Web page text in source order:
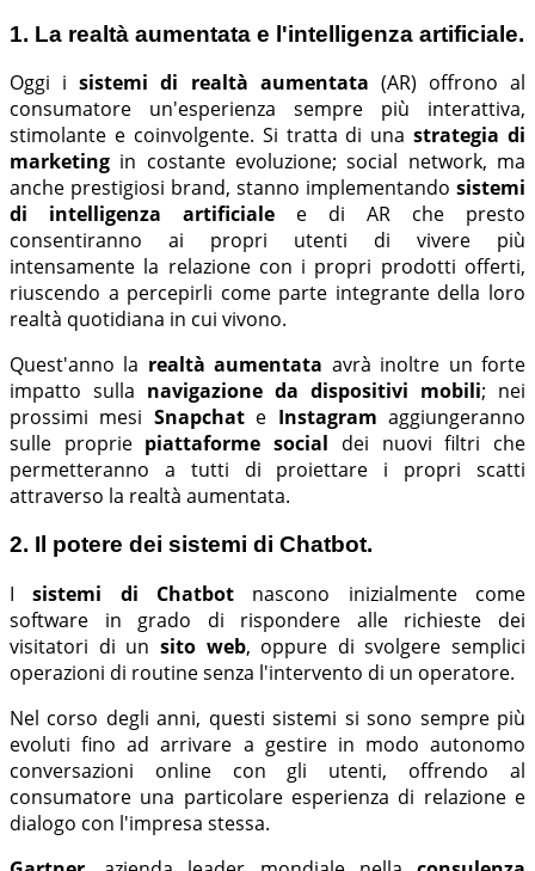
1. La realtà aumentata e l'intelligenza artificiale.
Oggi isistemi di realtà aumentata (AR) offrono al
consumatore un'esperienza sempre più interattiva,
stimolante e coinvolgente. Si tratta di unastrategia di
marketing in costante evoluzione; social network, ma
anche prestigiosi brand, stanno implementando sistemi
di intelligenza artificiale e di AR che presto
consentiranno ai propri utenti di vivere più
intensamente la relazione con i propri prodotti offerti,
riuscendo a percepirli come parte integrante della loro
realtà quotidiana in cui vivono.
Quest'anno la realtà aumentata avrà inoltre un forte
impatto sulla navigazione da dispositivi mobili; nei
prossimi mesi Snapchate Instagram aggiungeranno
sulle proprie piattaforme social dei nuovi filtri che
permetteranno a tutti di proiettare i propri scatti
attraverso la realtà aumentata.
2. Il potere dei sistemi di Chatbot.
Isistemi di Chatbot nascono inizialmente come
software in grado di rispondere alle richieste dei
visitatori di un sito web, oppure di svolgere semplici
operazioni di routine senza l'intervento di un operatore.
Nel corso degli anni, questi sistemi si sono sempre più
evoluti fino ad arrivare a gestire in modo autonomo
conversazioni online con gli utenti, offrendo al
consumatore una particolare esperienza di relazione e
dialogo con l'impresa stessa.